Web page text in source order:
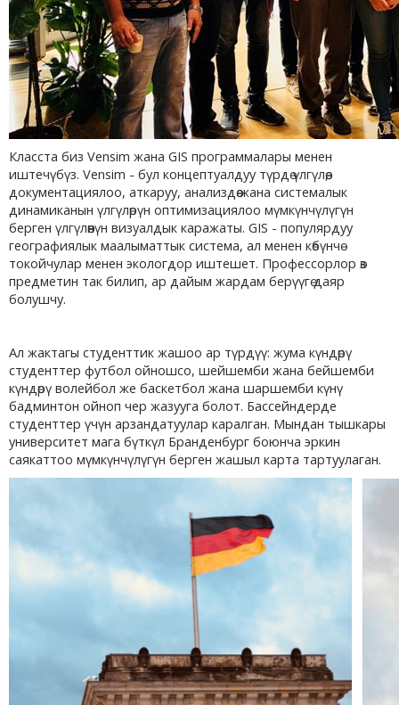
Класста биз Vensim жана GIS программалары менен
иштечүбүз. Vensim - бул концептуалдуу түрдө үлгүлөө,
документациялоо, аткаруу, анализдөө жана системалык
динамиканын үлгүлөрүн оптимизациялоо мүмкүнчүлүгүн
берген үлгүлөөнүн визуалдык каражаты. GIS - популярдуу
географиялык маалыматтык система, ал менен көбүнчө
токойчулар менен экологдор иштешет. Профессорлор өз
предметин так билип, ар дайым жардам берүүгө даяр
болушчу.
Ал жактагы студенттик жашоо ар түрдүү: жума күндөрү
студенттер футбол ойношсо, шейшемби жана бейшемби
күндөрү волейбол же баскетбол жана шаршемби күнү
бадминтон ойноп чер жазууга болот. Бассейндерде
студенттер үчүн арзандатуулар каралган. Мындан тышкары
университет мага бүткүл Бранденбург боюнча эркин
саякаттоо мүмкүнчүлүгүн берген жашыл карта тартуулаган.